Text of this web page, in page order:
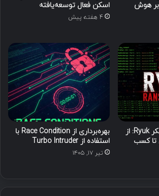
هوش
اسکن فعال توسعه‌یافته
4 هفته پیش
اعتراف تکان‌دهنده هکر Ryuk: از
تا کسب
بهره‌برداری از Race Condition با
استفاده از Turbo Intruder
تیر ۱۷, ۱۴۰۵